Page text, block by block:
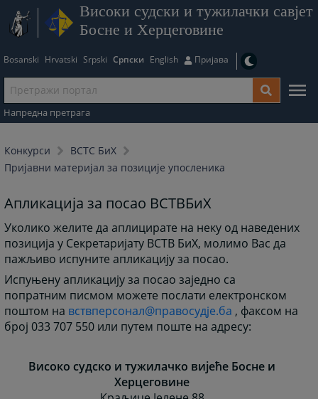
Високи судски и тужилачки савјет
Босне и Херцеговине
Bosanski Hrvatski Srpski Српски English Пријава
Напредна претрага
Конкурси
ВСТС БиХ
Пријавни материјал за позиције упосленика
Апликација за посао ВСТВБиХ
Уколико желите да аплицирате на неку од наведених
позиција у Секретаријату ВСТВ БиХ, молимо Вас да
пажљиво испуните апликацију за посао.
Испуњену апликацију за посао заједно са
попратним писмом можете послати електронском
поштом на вствперсонал@правосудје.ба , факсом на
број 033 707 550 или путем поште на адресу:
Високо судско и тужилачко вијеће Босне и
Херцеговине